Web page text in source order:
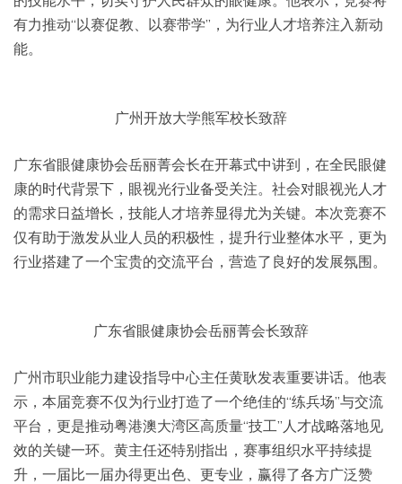
有力推动“以赛促教、以赛带学”，为行业人才培养注入新动
能。
广州开放大学熊军校长致辞
广东省眼健康协会岳丽菁会长在开幕式中讲到，在全民眼健
康的时代背景下，眼视光行业备受关注。社会对眼视光人才
的需求日益增长，技能人才培养显得尤为关键。本次竞赛不
仅有助于激发从业人员的积极性，提升行业整体水平，更为
行业搭建了一个宝贵的交流平台，营造了良好的发展氛围。
广东省眼健康协会岳丽菁会长致辞
广州市职业能力建设指导中心主任黄耿发表重要讲话。他表
示，本届竞赛不仅为行业打造了一个绝佳的“练兵场”与交流
平台，更是推动粤港澳大湾区高质量“技工”人才战略落地见
效的关键一环。黄主任还特别指出，赛事组织水平持续提
升，一届比一届办得更出色、更专业，赢得了各方广泛赞